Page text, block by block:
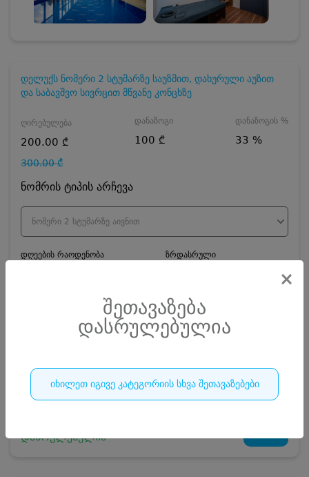
×
შეთავაზება
დასრულებულია
იხილეთ იგივე კატეგორიის სხვა შეთავაზებები
დელუქს ნომერი 2 სტუმარზე საუზმით, დახურული აუზით
და საბავშვო სივრცით მწვანე კონცხზე
ღირებულება
200.00 ₾
300.00 ₾
დანაზოგი
100 ₾
დანაზოგის %
33 %
ნომრის ტიპის არჩევა
ნომერი 2 სტუმარზე აივნით
დღეების რაოდენობა ზრდასრული
ჯავშნის კოდის ღირებულება
სრული ღირებულების გადახდა
ჯავშნის კოდი
20 ₾
დამატებითი საწოლი
კვება
0 ₾
დასრულებულია
დასრულებულია